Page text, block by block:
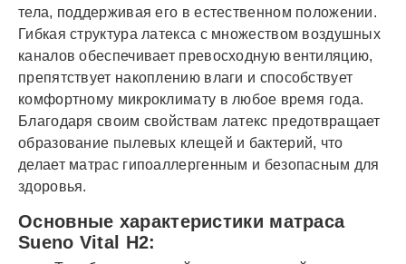
тела, поддерживая его в естественном положении.
Гибкая структура латекса с множеством воздушных
каналов обеспечивает превосходную вентиляцию,
препятствует накоплению влаги и способствует
комфортному микроклимату в любое время года.
Благодаря своим свойствам латекс предотвращает
образование пылевых клещей и бактерий, что
делает матрас гипоаллергенным и безопасным для
здоровья.
Основные характеристики матраса
Sueno Vital H2: